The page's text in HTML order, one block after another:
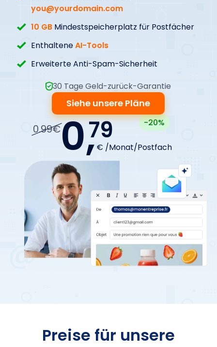
you@yourdomain.com
10 GBMindestspeicherplatz für Postfächer
EnthalteneAI-Tools
Erweiterte Anti-Spam-Sicherheit
0.99€0,79
€ /Monat/Postfach
-20%
Siehe unsere Pläne
30 Tage Geld-zurück-Garantie
Preise für unsere